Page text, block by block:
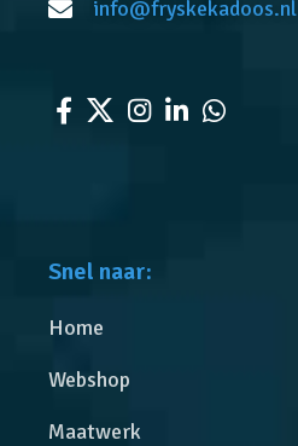
info@fryskekadoos.nl
Snel naar:
Home
Webshop
Maatwerk